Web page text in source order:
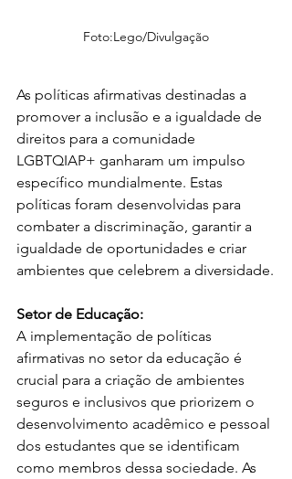
Foto:Lego/Divulgação
As políticas afirmativas destinadas a
promover a inclusão e a igualdade de
direitos para a comunidade
LGBTQIAP+ ganharam um impulso
específico mundialmente. Estas
políticas foram desenvolvidas para
combater a discriminação, garantir a
igualdade de oportunidades e criar
ambientes que celebrem a diversidade.
Setor de Educação:
A implementação de políticas
afirmativas no setor da educação é
crucial para a criação de ambientes
seguros e inclusivos que priorizem o
desenvolvimento acadêmico e pessoal
dos estudantes que se identificam
como membros dessa sociedade. As